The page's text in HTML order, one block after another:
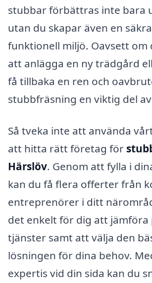
stubbar förbättras inte bara
utan du skapar även en
funktionell miljö. Oavsett om
att anlägga en ny trädgård
få tillbaka en ren och
stubbfräsning en viktig del
Så tveka inte att använda
att hitta rätt företag för
Härslöv. Genom att fylla i
kan du få flera offerter från
entreprenörer i ditt
det enkelt för dig att jämföra
tjänster samt att välja den
lösningen för dina behov.
expertis vid din sida kan du